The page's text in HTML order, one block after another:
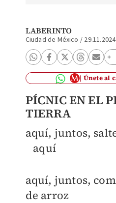
LABERINTO
Ciudad de México /
Únete al
PÍCNIC EN EL
TIERRA
aquí, juntos,
aquí
aquí, juntos,
de arroz